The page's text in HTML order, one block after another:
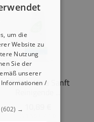
LR Aloe Vera Sanft
(43,56 € / 1 l)
um die
Website zu
Nutzung
Sie der
unserer
/
(602) →